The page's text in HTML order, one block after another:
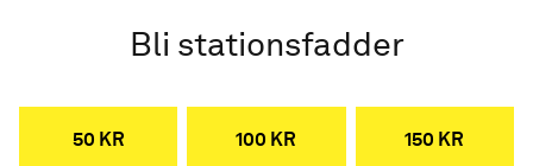
Bli stationsfadder
50 KR 100 KR 150 KR